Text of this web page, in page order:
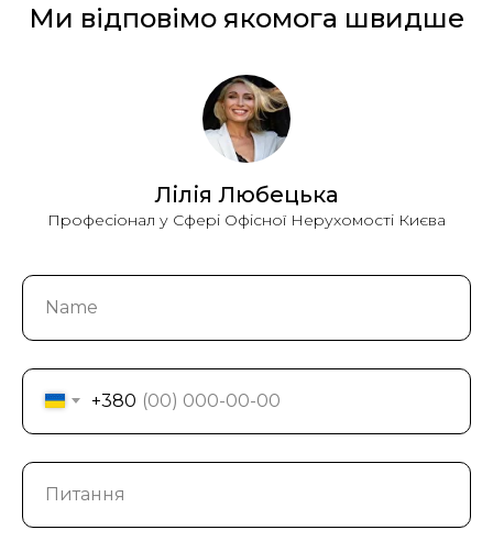
Ми відповімо якомога швидше
Лілія Любецька
Професіонал у Сфері Офісної Нерухомості Києва
+380